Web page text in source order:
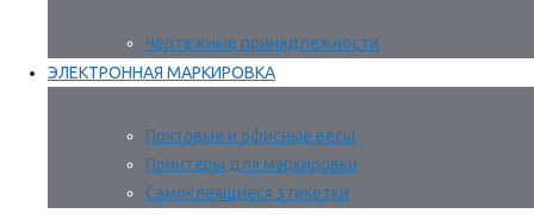
Чертежные принадлежности
ЭЛЕКТРОННАЯ МАРКИРОВКА
Почтовые и офисные весы
Принтеры для маркировки
Самоклеящиеся этикетки